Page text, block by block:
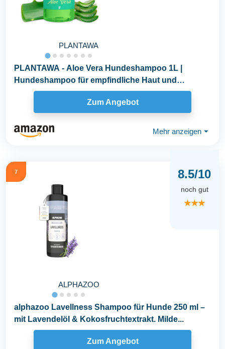
PLANTAWA
PLANTAWA - Aloe Vera Hundeshampoo 1L |
Hundeshampoo für empfindliche Haut und
Dermatitis...
Zum Angebot
Mehr anzeigen ⏷
7
ALPHAZOO
8.5/10
noch gut
★★★
alphazoo Lavellness Shampoo für Hunde 250 ml –
mit Lavendelöl & Kokosfruchtextrakt. Milde...
Zum Angebot